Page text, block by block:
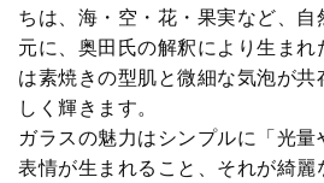
ちは、海・空・花・果実など、
元に、奥田氏の解釈により生まれ
は素焼きの型肌と微細な気泡が共
しく輝きます。
ガラスの魅力はシンプルに「光
表情が生まれること、それが綺